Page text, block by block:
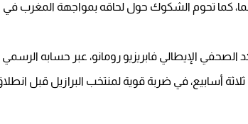
كما تحوم الشكوك حول لحاقه بمواجهة المغرب في
الصحفي الإيطالي فابريزيو رومانو، عبر حسابه
أسابيع، في ضربة قوية لمنتخب البرازيل قبل